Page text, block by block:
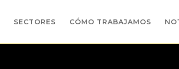
SECTORES CÓMO TRABAJAMOS